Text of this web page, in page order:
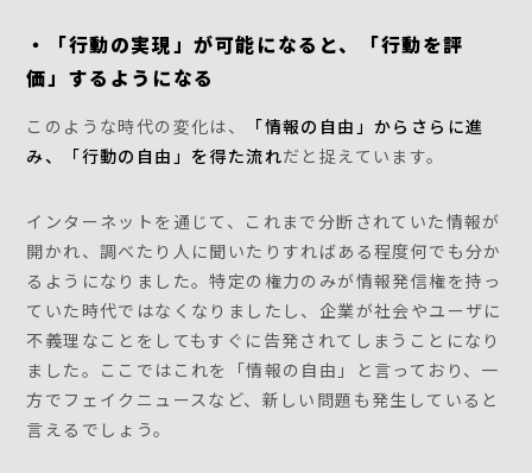
・「行動の実現」が可能になると、「行動を評
価」するようになる
このような時代の変化は、
「情報の自由」からさらに進
み、「行動の自由」を得た流れだと捉えています。
インターネットを通じて、これまで分断されていた情報が
開かれ、調べたり人に聞いたりすればある程度何でも分か
るようになりました。特定の権力のみが情報発信権を持っ
ていた時代ではなくなりましたし、企業が社会やユーザに
不義理なことをしてもすぐに告発されてしまうことになり
ました。ここではこれを「情報の自由」と言っており、一
方でフェイクニュースなど、新しい問題も発生していると
言えるでしょう。